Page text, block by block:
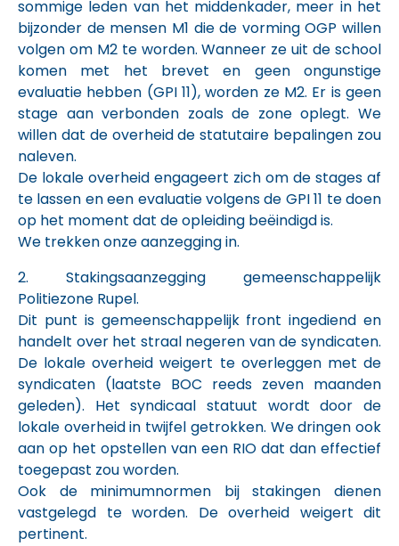
sommige leden van het middenkader, meer in het
bijzonder de mensen M1 die de vorming OGP willen
volgen om M2 te worden. Wanneer ze uit de school
komen met het brevet en geen ongunstige
evaluatie hebben (GPI 11), worden ze M2. Er is geen
stage aan verbonden zoals de zone oplegt. We
willen dat de overheid de statutaire bepalingen zou
naleven.
De lokale overheid engageert zich om de stages af
te lassen en een evaluatie volgens de GPI 11 te doen
op het moment dat de opleiding beëindigd is.
We trekken onze aanzegging in.
2. Stakingsaanzegging gemeenschappelijk
Politiezone Rupel.
Dit punt is gemeenschappelijk front ingediend en
handelt over het straal negeren van de syndicaten.
De lokale overheid weigert te overleggen met de
syndicaten (laatste BOC reeds zeven maanden
geleden). Het syndicaal statuut wordt door de
lokale overheid in twijfel getrokken. We dringen ook
aan op het opstellen van een RIO dat dan effectief
toegepast zou worden.
Ook de minimumnormen bij stakingen dienen
vastgelegd te worden. De overheid weigert dit
pertinent.